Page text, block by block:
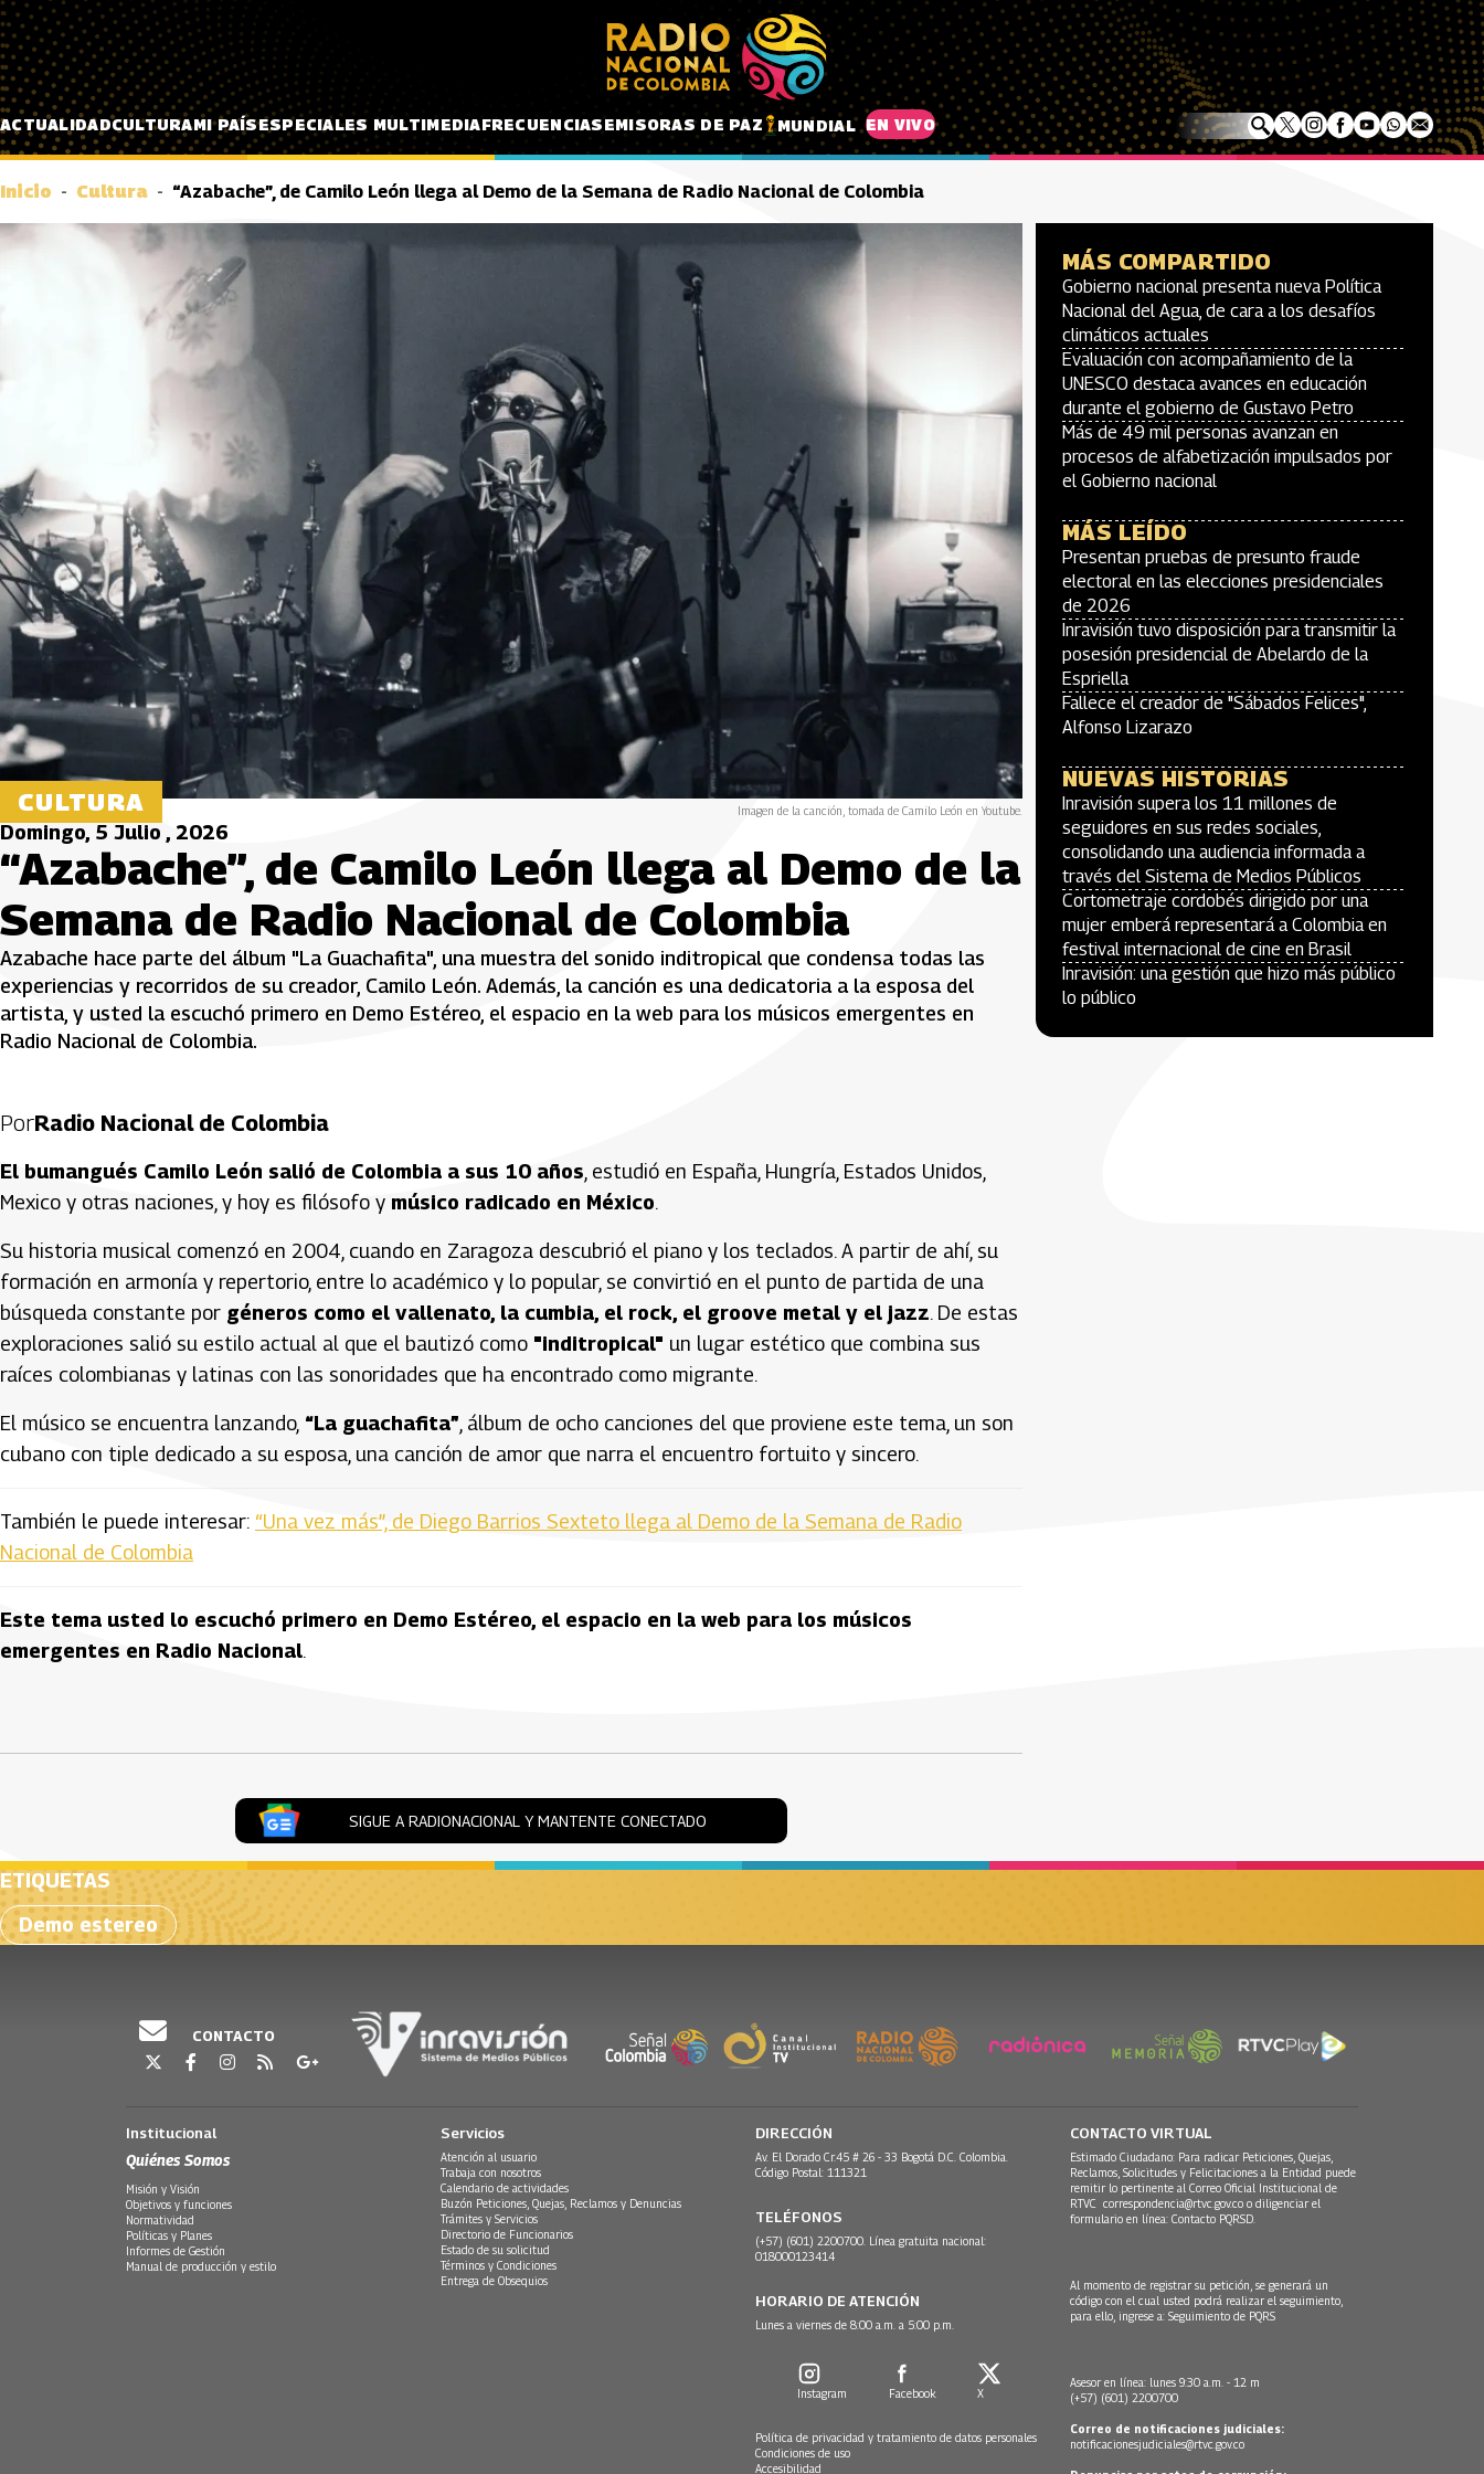
Pasar al contenido principal
ACTUALIDADCULTURAMI PAÍSESPECIALES MULTIMEDIAFRECUENCIASEMISORAS DE PAZ MUNDIAL EN VIVO
Inicio Cultura “Azabache”, de Camilo León llega al Demo de la Semana de Radio Nacional de Colombia
CULTURA Imagen de la canción, tomada de Camilo León en Youtube.
Domingo, 5 Julio , 2026
“Azabache”, de Camilo León llega al Demo de la
Semana de Radio Nacional de Colombia
Azabache hace parte del álbum "La Guachafita", una muestra del sonido inditropical que condensa todas las
experiencias y recorridos de su creador, Camilo León. Además, la canción es una dedicatoria a la esposa del
artista, y usted la escuchó primero en Demo Estéreo, el espacio en la web para los músicos emergentes en
Radio Nacional de Colombia.
PorRadio Nacional de Colombia
El bumangués Camilo León salió de Colombia a sus 10 años , estudió en España, Hungría, Estados Unidos,
Mexico y otras naciones, y hoy es filósofo y músico radicado en México.
Su historia musical comenzó en 2004, cuando en Zaragoza descubrió el piano y los teclados. A partir de ahí, su
formación en armonía y repertorio, entre lo académico y lo popular, se convirtió en el punto de partida de una
búsqueda constante por géneros como el vallenato, la cumbia, el rock, el groove metal y el jazz. De estas
exploraciones salió su estilo actual al que el bautizó como "inditropical" un lugar estético que combina sus
raíces colombianas y latinas con las sonoridades que ha encontrado como migrante.
El músico se encuentra lanzando, “La guachafita” , álbum de ocho canciones del que proviene este tema, un son
cubano con tiple dedicado a su esposa, una canción de amor que narra el encuentro fortuito y sincero.
También le puede interesar: “Una vez más”, de Diego Barrios Sexteto llega al Demo de la Semana de Radio
Nacional de Colombia
Este tema usted lo escuchó primero en Demo Estéreo, el espacio en la web para los músicos
emergentes en Radio Nacional.
SIGUE A RADIONACIONAL Y MANTENTE CONECTADO
MÁS COMPARTIDO
Gobierno nacional presenta nueva Política
Nacional del Agua, de cara a los desafíos
climáticos actuales
Evaluación con acompañamiento de la
UNESCO destaca avances en educación
durante el gobierno de Gustavo Petro
Más de 49 mil personas avanzan en
procesos de alfabetización impulsados por
el Gobierno nacional
MÁS LEÍDO
Presentan pruebas de presunto fraude
electoral en las elecciones presidenciales
de 2026
Inravisión tuvo disposición para transmitir la
posesión presidencial de Abelardo de la
Espriella
Fallece el creador de "Sábados Felices",
Alfonso Lizarazo
NUEVAS HISTORIAS
Inravisión supera los 11 millones de
seguidores en sus redes sociales,
consolidando una audiencia informada a
través del Sistema de Medios Públicos
Cortometraje cordobés dirigido por una
mujer emberá representará a Colombia en
festival internacional de cine en Brasil
Inravisión: una gestión que hizo más público
lo público
ETIQUETAS
Demo estereo
CONTACTO
Institucional
Quiénes Somos
Misión y Visión
Objetivos y funciones
Normatividad
Políticas y Planes
Informes de Gestión
Manual de producción y estilo
Servicios
Atención al usuario
Trabaja con nosotros
Calendario de actividades
Buzón Peticiones, Quejas, Reclamos y Denuncias
Trámites y Servicios
Directorio de Funcionarios
Estado de su solicitud
Términos y Condiciones
Entrega de Obsequios
DIRECCIÓN
Av. El Dorado Cr.45 # 26 - 33 Bogotá D.C. Colombia.
Código Postal: 111321
TELÉFONOS
(+57) (601) 2200700. Línea gratuita nacional:
018000123414
HORARIO DE ATENCIÓN
Lunes a viernes de 8:00 a.m. a 5:00 p.m.
Instagram Facebook X
Política de privacidad y tratamiento de datos personales
Condiciones de uso
Accesibilidad
CONTACTO VIRTUAL
Estimado Ciudadano: Para radicar Peticiones, Quejas,
Reclamos, Solicitudes y Felicitaciones a la Entidad puede
remitir lo pertinente al Correo Oficial Institucional de
RTVC correspondencia@rtvc.gov.co o diligenciar el
formulario en línea: Contacto PQRSD.
Al momento de registrar su petición, se generará un
código con el cual usted podrá realizar el seguimiento,
para ello, ingrese a: Seguimiento de PQRS
Asesor en línea: lunes 9:30 a.m. - 12 m
(+57) (601) 2200700
Correo de notificaciones judiciales:
notificacionesjudiciales@rtvc.gov.co